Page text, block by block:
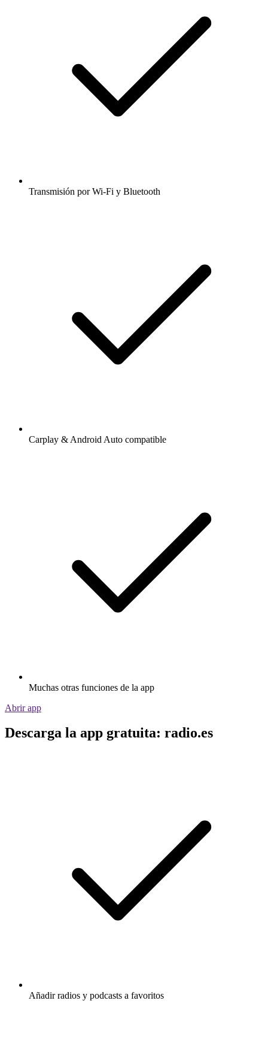
Transmisión por Wi-Fi y Bluetooth
Carplay & Android Auto compatible
Muchas otras funciones de la app
Abrir app
Descarga la app gratuita: radio.es
Añadir radios y podcasts a favoritos